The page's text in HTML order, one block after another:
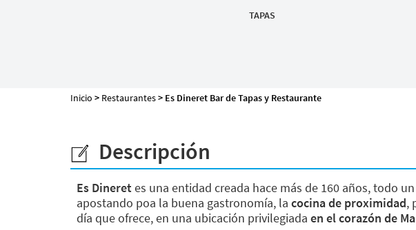
TAPAS
Inicio > Restaurantes> Es Dineret Bar de Tapas y Restaurante
Descripción
Es Dineretes una entidad creada hace más de 160 años, todo
apostando poa la buena gastronomía, la cocina de proximidad,
día que ofrece, en una ubicación privilegiada en el corazón de